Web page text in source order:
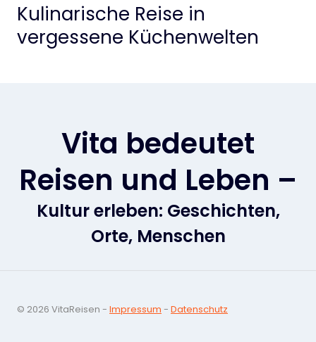
Kulinarische Reise in
vergessene Küchenwelten
Vita bedeutet
Reisen und Leben –
Kultur erleben: Geschichten,
Orte, Menschen
© 2026 VitaReisen - Impressum - Datenschutz